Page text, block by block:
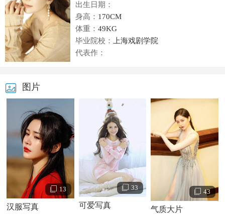
出生日期：
身高： 170CM
体重： 49KG
毕业院校： 上海戏剧学院
代表作：
图片
13
汉服写真
33
可爱写真
43
气质大片